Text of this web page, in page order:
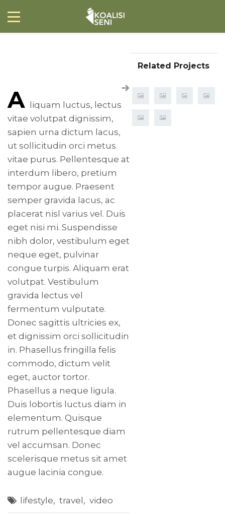
A
liquam luctus, lectus
vitae volutpat dignissim,
sapien urna dictum lacus,
ut sollicitudin orci metus
vitae purus. Pellentesque at
interdum libero, pretium
tempor augue. Praesent
semper gravida lacus, ac
placerat nisl varius vel. Duis
eget nisi mi. Suspendisse
nibh dolor, vestibulum eget
neque eget, pulvinar
congue turpis. Aliquam erat
volutpat. Vestibulum
gravida lectus vel
fermentum vulputate.
Donec sagittis ultricies ex,
et dignissim orci sollicitudin
in. Phasellus fringilla felis
commodo, dictum velit
eget, auctor tortor.
Phasellus a neque ligula.
Duis lobortis luctus diam in
elementum. Quisque
rutrum pellentesque diam
vel accumsan. Donec
scelerisque metus sit amet
augue lacinia congue.
lifestyle, travel , video
Related Projects